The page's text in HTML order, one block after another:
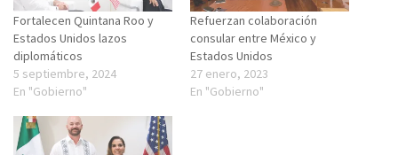
Fortalecen Quintana Roo y
Estados Unidos lazos
diplomáticos
5 septiembre, 2024
En "Gobierno"
Refuerzan colaboración
consular entre México y
Estados Unidos
27 enero, 2023
En "Gobierno"